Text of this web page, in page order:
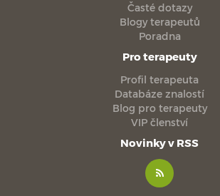
Časté dotazy
Blogy terapeutů
Poradna
Pro terapeuty
Profil terapeuta
Databáze znalostí
Blog pro terapeuty
VIP členství
Novinky v RSS